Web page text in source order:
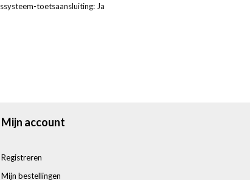
toetsaansluiting: Ja
Mijn account
Registreren
Mijn bestellingen